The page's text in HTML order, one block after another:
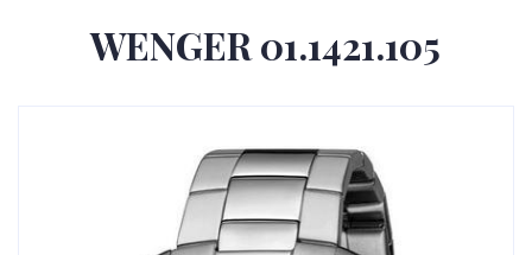
WENGER 01.1421.105